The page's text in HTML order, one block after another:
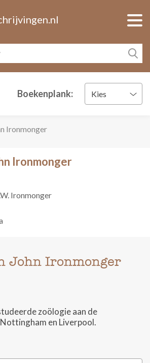
Boekenplank: Kies
Ironmonger
Ironmonger
Ironmonger
John Ironmonger
zoölogie aan de
en Liverpool.